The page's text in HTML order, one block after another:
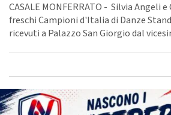
CASALE MONFERRATO - Silvia Angeli
freschi Campioni d'Italia di Danze
ricevuti a Palazzo San Giorgio dal